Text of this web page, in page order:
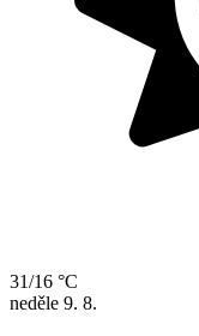
31/16 °C
neděle 9. 8.